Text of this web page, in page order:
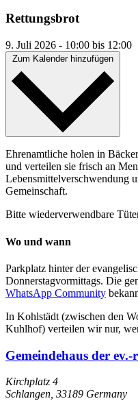
Rettungsbrot
9. Juli 2026 - 10:00 bis 12:00
Ehrenamtliche holen in
und verteilen sie frisch an
Lebensmittelverschwendung
Gemeinschaft.
Bitte wiederverwendbare
Wo und wann
Parkplatz hinter der
Donnerstagvormittags. Die
WhatsApp Community
In Kohlstädt (zwischen den
Kuhlhof) verteilen wir nur,
Gemeindehaus der
Kirchplatz 4
Schlangen, 33189 Germany